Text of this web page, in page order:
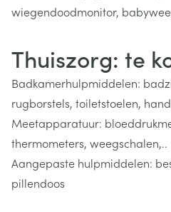
wiegendoodmonitor,
Thuiszorg: te
Badkamerhulpmiddelen:
rugborstels, toiletstoelen,
Meetapparatuur:
thermometers, weegschalen,..
Aangepaste hulpmiddelen:
pillendoos